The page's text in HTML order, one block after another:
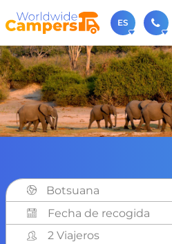
ES
+31 030-6974964
Contáctenos (de lunes a viernes
También puede contactarnos
Botsuana
2 Viajeros